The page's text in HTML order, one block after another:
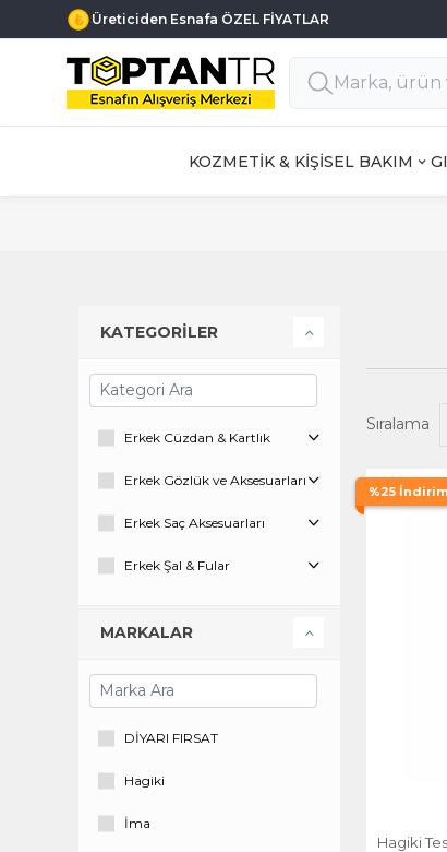
Haftanın 7 Günü MÜŞTERİ DESTEK
KOZMETİK & KİŞİSEL BAKIM
Sıralama
%25 İndirim
Hagiki
KATEGORİLER
Erkek Cüzdan & Kartlık
Erkek Gözlük ve Aksesuarları
Erkek Saç Aksesuarları
Erkek Şal & Fular
Gravat & Papyon & Mendil
MARKALAR
DİYARI FIRSAT
Hagiki
İma